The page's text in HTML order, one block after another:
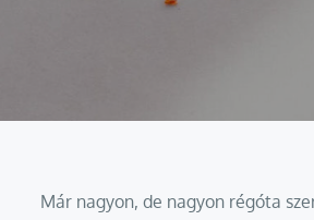
Már nagyon, de nagyon régóta